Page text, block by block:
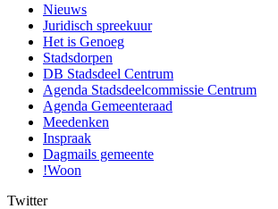
Nieuws
Juridisch spreekuur
Het is Genoeg
Stadsdorpen
DB Stadsdeel Centrum
Agenda Stadsdeelcommissie Centrum
Agenda Gemeenteraad
Meedenken
Inspraak
Dagmails gemeente
!Woon
Twitter